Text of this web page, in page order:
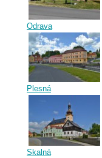
Odrava
Plesná
Skalná